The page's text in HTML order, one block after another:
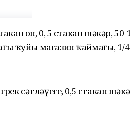
он, 0, 5 стакан шәкәр,
ҡуйы магазин ҡаймағы, 1/
сәтләүеге, 0,5 стакан